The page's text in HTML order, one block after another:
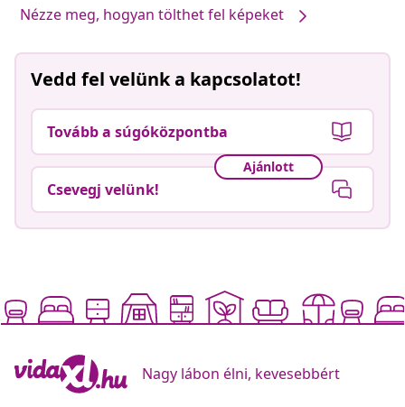
Nézze meg, hogyan tölthet fel képeket
Vedd fel velünk a kapcsolatot!
Tovább a súgóközpontba
Ajánlott
Csevegj velünk!
Nagy lábon élni, kevesebbért